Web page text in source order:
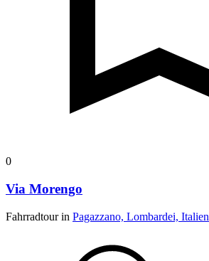
0
Via Morengo
Fahrradtour in Pagazzano, Lombardei, Italien